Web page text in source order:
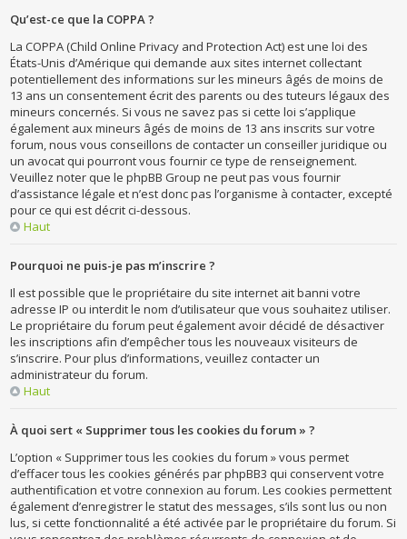
Qu’est-ce que la COPPA ?
La COPPA (Child Online Privacy and Protection Act) est une loi des
États-Unis d’Amérique qui demande aux sites internet collectant
potentiellement des informations sur les mineurs âgés de moins de
13 ans un consentement écrit des parents ou des tuteurs légaux des
mineurs concernés. Si vous ne savez pas si cette loi s’applique
également aux mineurs âgés de moins de 13 ans inscrits sur votre
forum, nous vous conseillons de contacter un conseiller juridique ou
un avocat qui pourront vous fournir ce type de renseignement.
Veuillez noter que le phpBB Group ne peut pas vous fournir
d’assistance légale et n’est donc pas l’organisme à contacter, excepté
pour ce qui est décrit ci-dessous.
Haut
Pourquoi ne puis-je pas m’inscrire ?
Il est possible que le propriétaire du site internet ait banni votre
adresse IP ou interdit le nom d’utilisateur que vous souhaitez utiliser.
Le propriétaire du forum peut également avoir décidé de désactiver
les inscriptions afin d’empêcher tous les nouveaux visiteurs de
s’inscrire. Pour plus d’informations, veuillez contacter un
administrateur du forum.
Haut
À quoi sert « Supprimer tous les cookies du forum » ?
L’option « Supprimer tous les cookies du forum » vous permet
d’effacer tous les cookies générés par phpBB3 qui conservent votre
authentification et votre connexion au forum. Les cookies permettent
également d’enregistrer le statut des messages, s’ils sont lus ou non
lus, si cette fonctionnalité a été activée par le propriétaire du forum. Si